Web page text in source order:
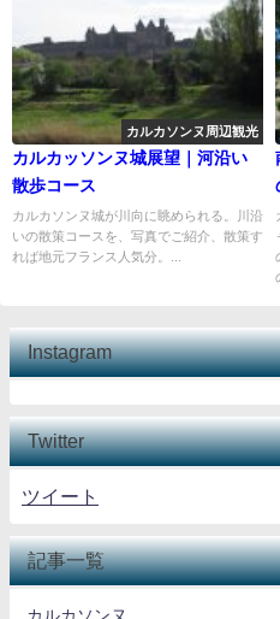
カルカソンヌ周辺観光
カルカッソンヌ城展望｜河沿い
散歩コース
カルカソンヌ城が川向に眺められる。川沿
いの散策コースを、写真でご紹介、散策す
れば地元フランス人気分。...
Instagram
Twitter
ツイート
記事一覧